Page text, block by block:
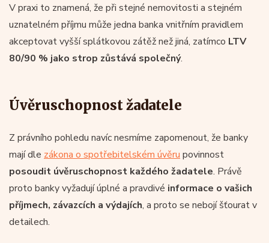
V praxi to znamená, že při stejné nemovitosti a stejném
uznatelném příjmu může jedna banka vnitřním pravidlem
akceptovat vyšší splátkovou zátěž než jiná, zatímco LTV
80/90 % jako strop zůstává společný.
Úvěruschopnost žadatele
Z právního pohledu navíc nesmíme zapomenout, že banky
mají dle zákona o spotřebitelském úvěru povinnost
posoudit úvěruschopnost každého žadatele. Právě
proto banky vyžadují úplné a pravdivé informace o vašich
příjmech, závazcích a výdajích, a proto se nebojí šťourat v
detailech.